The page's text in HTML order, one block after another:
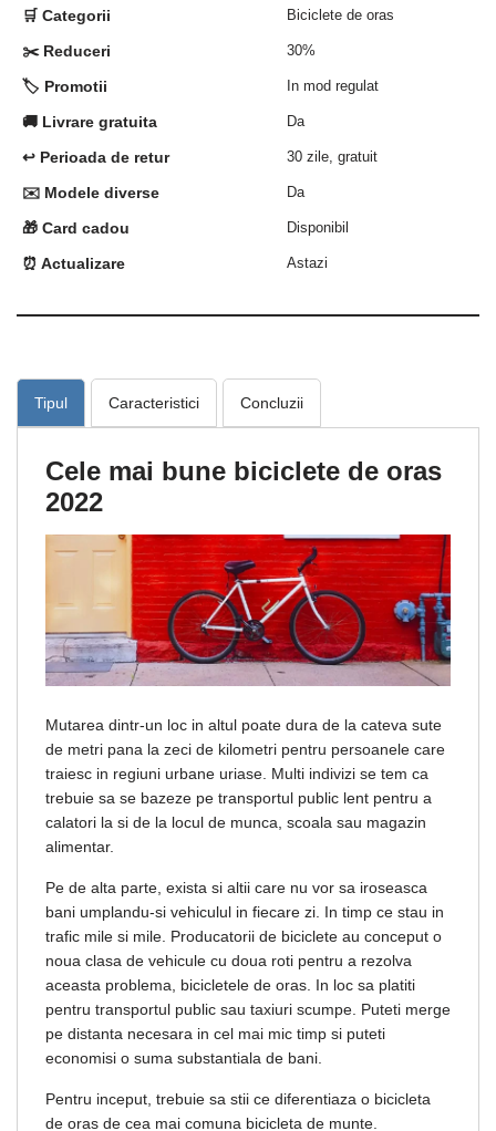
🛒 Categorii Biciclete de oras
✂️ Reduceri 30%
🏷️ Promotii In mod regulat
🚚 Livrare gratuita Da
↩️ Perioada de retur 30 zile, gratuit
✉️ Modele diverse Da
🎁 Card cadou Disponibil
⏰ Actualizare Astazi
Tipul Caracteristici Concluzii
Cele mai bune biciclete de oras
2022
Mutarea dintr-un loc in altul poate dura de la cateva sute
de metri pana la zeci de kilometri pentru persoanele care
traiesc in regiuni urbane uriase. Multi indivizi se tem ca
trebuie sa se bazeze pe transportul public lent pentru a
calatori la si de la locul de munca, scoala sau magazin
alimentar.
Pe de alta parte, exista si altii care nu vor sa iroseasca
bani umplandu-si vehiculul in fiecare zi. In timp ce stau in
trafic mile si mile. Producatorii de biciclete au conceput o
noua clasa de vehicule cu doua roti pentru a rezolva
aceasta problema, bicicletele de oras. In loc sa platiti
pentru transportul public sau taxiuri scumpe. Puteti merge
pe distanta necesara in cel mai mic timp si puteti
economisi o suma substantiala de bani.
Pentru inceput, trebuie sa stii ce diferentiaza o bicicleta
de oras de cea mai comuna bicicleta de munte.